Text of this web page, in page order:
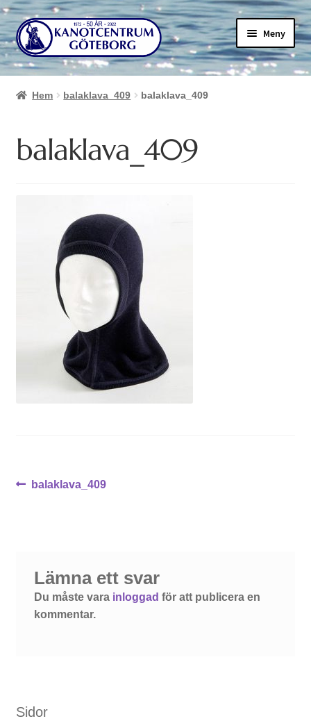
Hoppa
till
navigering
Hoppa
till
innehåll
Meny
Hem balaklava_409 balaklava_409
balaklava_409
Inläggsnavigering
Föregående
balaklava_409
Lämna ett svar
Du måste vara inloggad för att publicera en
kommentar.
Sidor